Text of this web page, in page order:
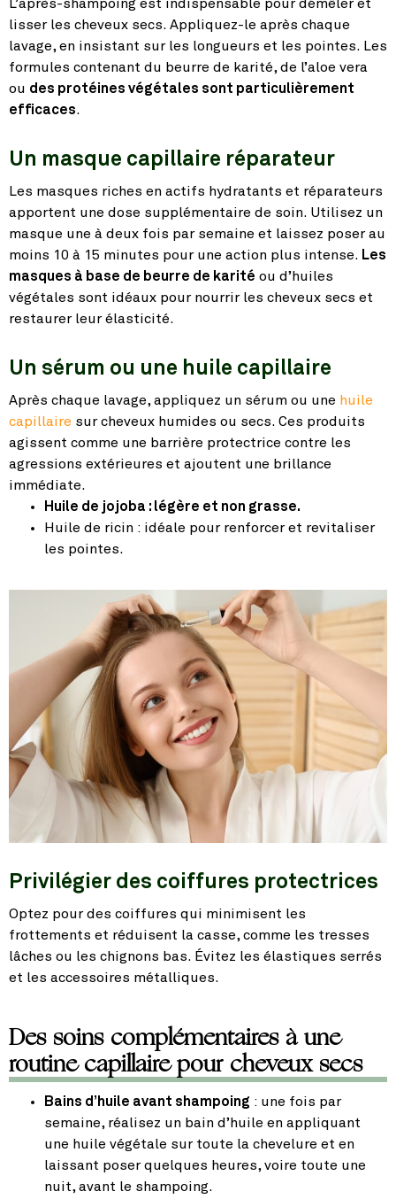
L’après-shampoing est indispensable pour démêler et
lisser les cheveux secs. Appliquez-le après chaque
lavage, en insistant sur les longueurs et les pointes. Les
formules contenant du beurre de karité, de l’aloe vera
ou des protéines végétales sont particulièrement
efficaces.
Un masque capillaire réparateur
Les masques riches en actifs hydratants et réparateurs
apportent une dose supplémentaire de soin. Utilisez un
masque une à deux fois par semaine et laissez poser au
moins 10 à 15 minutes pour une action plus intense. Les
masques à base de beurre de karité ou d’huiles
végétales sont idéaux pour nourrir les cheveux secs et
restaurer leur élasticité.
Un sérum ou une huile capillaire
Après chaque lavage, appliquez un sérum ou une huile
capillaire sur cheveux humides ou secs. Ces produits
agissent comme une barrière protectrice contre les
agressions extérieures et ajoutent une brillance
immédiate.
Huile de jojoba : légère et non grasse.
Huile de ricin : idéale pour renforcer et revitaliser
les pointes.
Privilégier des coiffures protectrices
Optez pour des coiffures qui minimisent les
frottements et réduisent la casse, comme les tresses
lâches ou les chignons bas. Évitez les élastiques serrés
et les accessoires métalliques.
Des soins complémentaires à une
routine capillaire pour cheveux secs
Bains d’huile avant shampoing : une fois par
semaine, réalisez un bain d’huile en appliquant
une huile végétale sur toute la chevelure et en
laissant poser quelques heures, voire toute une
nuit, avant le shampoing.